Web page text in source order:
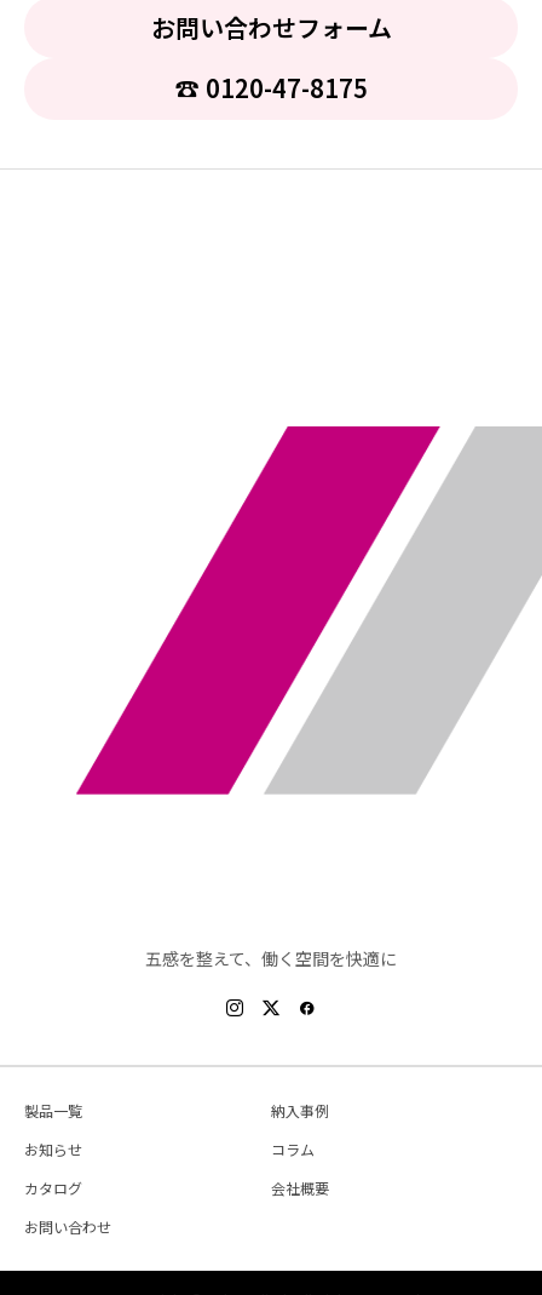
お問い合わせフォーム
☎︎ 0120-47-8175
五感を整えて、働く空間を快適に
製品一覧
納入事例
お知らせ
コラム
カタログ
会社概要
お問い合わせ